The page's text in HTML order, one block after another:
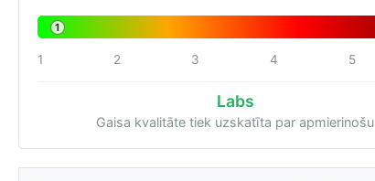
1
1 2 3 4 5
Labs
Gaisa kvalitāte tiek uzskatīta par apmierinošu